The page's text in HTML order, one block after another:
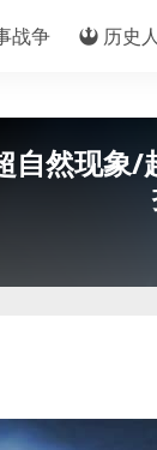
战争 历史
自然现